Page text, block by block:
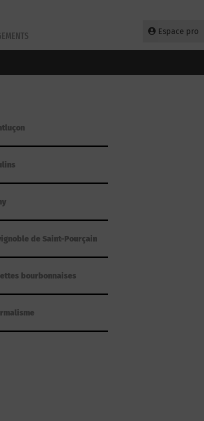
Espace pro
de Saint-Pourçain
bourbonnaises